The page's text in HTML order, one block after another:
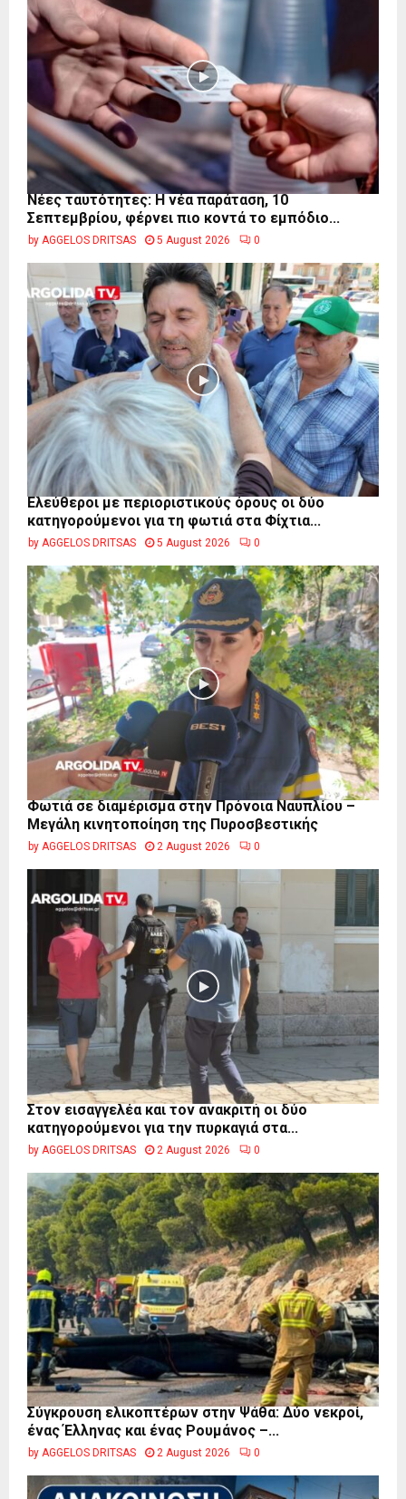
Νέες ταυτότητες: Η νέα παράταση, 10
Σεπτεμβρίου, φέρνει πιο κοντά το εμπόδιο...
by AGGELOS DRITSAS 5 August 2026 0
Ελεύθεροι με περιοριστικούς όρους οι δύο
κατηγορούμενοι για τη φωτιά στα Φίχτια...
by AGGELOS DRITSAS 5 August 2026 0
Φωτιά σε διαμέρισμα στην Πρόνοια Ναυπλίου –
Μεγάλη κινητοποίηση της Πυροσβεστικής
by AGGELOS DRITSAS 2 August 2026 0
Στον εισαγγελέα και τον ανακριτή οι δύο
κατηγορούμενοι για την πυρκαγιά στα...
by AGGELOS DRITSAS 2 August 2026 0
Σύγκρουση ελικοπτέρων στην Ψάθα: Δύο νεκροί,
ένας Έλληνας και ένας Ρουμάνος –...
by AGGELOS DRITSAS 2 August 2026 0